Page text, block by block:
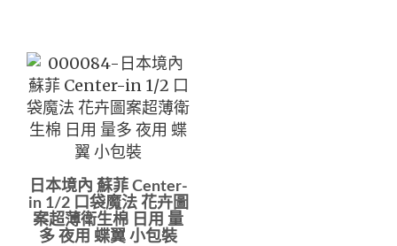
日本境內 蘇菲 Center-
in 1/2 口袋魔法 花卉圖
案超薄衛生棉 日用 量
多 夜用 蝶翼 小包裝